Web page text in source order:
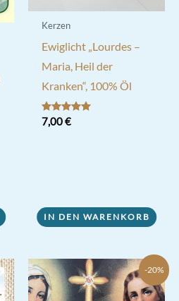
Kerzen
Ewiglicht „Lourdes –
Maria, Heil der
Kranken“, 100% Öl
Bewertet mit
5.00
7,00€
IN DEN WARENKORB
-20%